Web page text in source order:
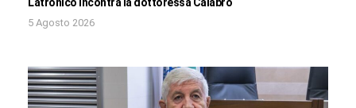
5 Agosto 2026